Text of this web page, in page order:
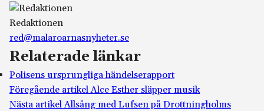
Redaktionen
red@malaroarnasnyheter.se
Relaterade länkar
Polisens ursprungliga händelserapport
Föregående artikel Alce Esther släpper musik
Nästa artikel Allsång med Lufsen på Drottningholms